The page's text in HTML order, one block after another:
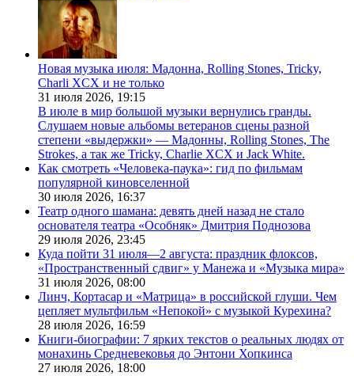
Новая музыка июля: Мадонна, Rolling Stones, Tricky,
Charli XCX и не только
31 июля 2026, 19:15
В июле в мир большой музыки вернулись гранды.
Слушаем новые альбомы ветеранов сцены разной
степени «выдержки» — Мадонны, Rolling Stones, The
Strokes, а так же Tricky, Charlie XCX и Jack White.
Как смотреть «Человека-паука»: гид по фильмам
популярной киновселенной
30 июля 2026, 16:37
Театр одного шамана: девять дней назад не стало
основателя театра «Особняк» Дмитрия Поднозова
29 июля 2026, 23:45
Куда пойти 31 июля—2 августа: праздник флоксов,
«Пространственный сдвиг» у Манежа и «Музыка мира»
31 июля 2026, 08:00
Линч, Кортасар и «Матрица» в российской глуши. Чем
цепляет мультфильм «Непокой» с музыкой Курехина?
28 июля 2026, 16:59
Книги-биографии: 7 ярких текстов о реальных людях от
монахинь Средневековья до Энтони Хопкинса
27 июля 2026, 18:00